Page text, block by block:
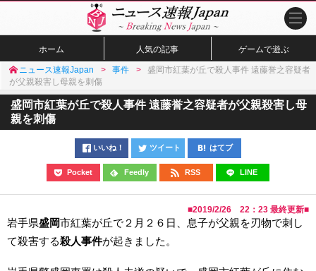
ホーム 人気の記事 ゲームで遊ぶ
ニュース速報Japan 事件
盛岡市紅葉が丘で殺人事件 遠藤誉之容疑者
が父親殺害し母親を刺傷
盛岡市紅葉が丘で殺人事件 遠藤誉之容疑者が父親殺害し母
親を刺傷
いいね！ ツイート はてブ
Pocket Feedly RSS LINE
■2019/2/26 22：23 最終更新■
岩手県盛岡市紅葉が丘で２月２６日、息子が父親を刃物で刺し
て殺害する殺人事件が起きました。